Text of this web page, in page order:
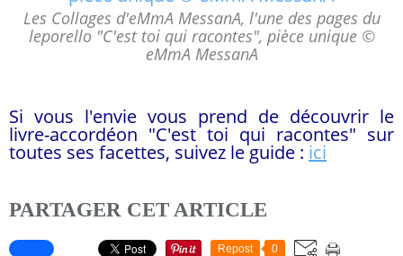
Les Collages d'eMmA MessanA, l'une des pages du
leporello "C'est toi qui racontes", pièce unique ©
eMmA MessanA
Si vous l'envie vous prend de découvrir le
livre-accordéon "C'est toi qui racontes" sur
toutes ses facettes, suivez le guide : ici
PARTAGER CET ARTICLE
Repost 0